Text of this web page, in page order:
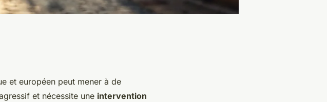
et européen peut mener à de
et nécessite une intervention